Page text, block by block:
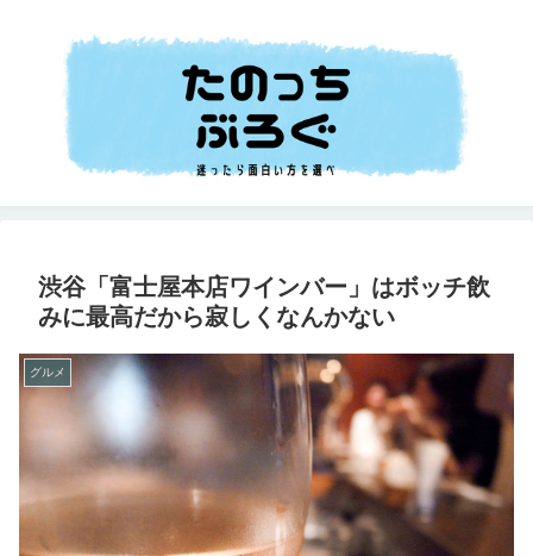
渋谷「富士屋本店ワインバー」はボッチ飲
みに最高だから寂しくなんかない
グルメ